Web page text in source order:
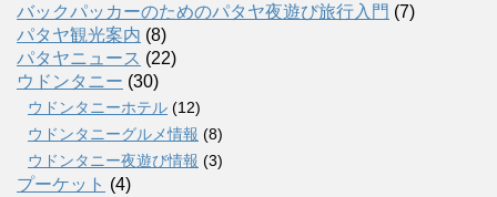
バックパッカーのためのパタヤ夜遊び旅行入門 (7)
パタヤ観光案内 (8)
パタヤニュース (22)
ウドンタニー (30)
ウドンタニーホテル (12)
ウドンタニーグルメ情報 (8)
ウドンタニー夜遊び情報 (3)
プーケット (4)